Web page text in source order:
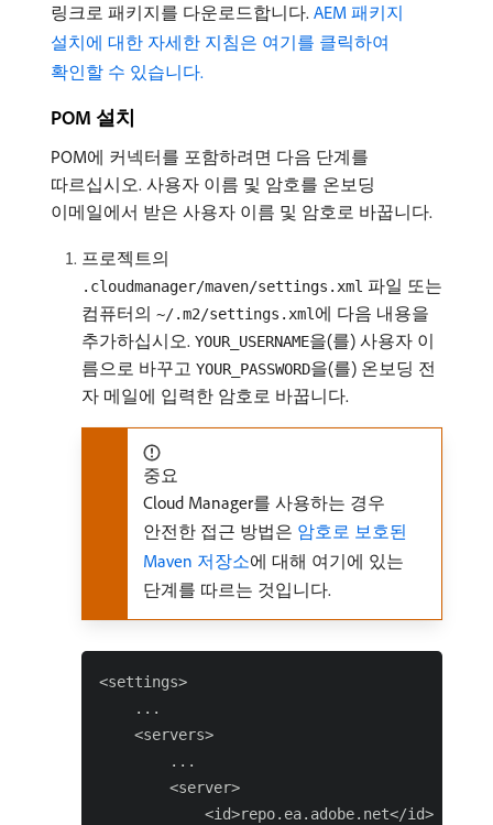
링크로 패키지를 다운로드합니다. AEM 패키지
설치에 대한 자세한 지침은 여기를 클릭하여
확인할 수 있습니다.
POM 설치
POM에 커넥터를 포함하려면 다음 단계를
따르십시오. 사용자 이름 및 암호를 온보딩
이메일에서 받은 사용자 이름 및 암호로 바꿉니다.
프로젝트의
.cloudmanager/maven/settings.xml 파일 또는
컴퓨터의 ~/.m2/settings.xml에 다음 내용을
추가하십시오. YOUR_USERNAME을(를) 사용자 이
름으로 바꾸고 YOUR_PASSWORD을(를) 온보딩 전
자 메일에 입력한 암호로 바꿉니다.
중요
Cloud Manager를 사용하는 경우
안전한 접근 방법은 암호로 보호된
Maven 저장소에 대해 여기에 있는
단계를 따르는 것입니다.
<settings>
    ...
    <servers>
        ...
        <server>
            <id>repo.ea.adobe.net</id>